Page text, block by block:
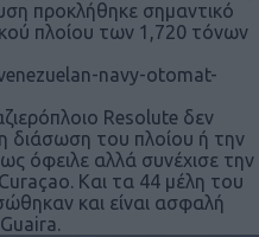
προκλήθηκε σημαντικό
πλοίου των 1,720 τόνων
navy-otomat-
Resolute δεν
διάσωση του πλοίου ή την
όφειλε αλλά συνέχισε την
Και τα 44 μέλη του
και είναι ασφαλή